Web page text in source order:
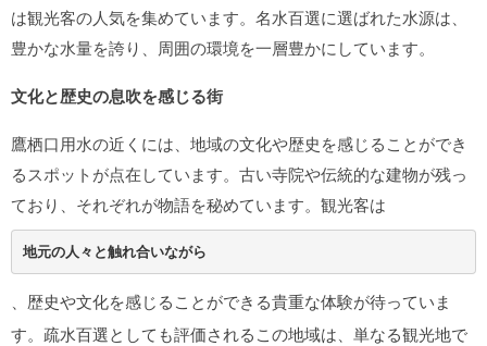
は観光客の人気を集めています。名水百選に選ばれた水源は、
豊かな水量を誇り、周囲の環境を一層豊かにしています。
文化と歴史の息吹を感じる街
鷹栖口用水の近くには、地域の文化や歴史を感じることができ
るスポットが点在しています。古い寺院や伝統的な建物が残っ
ており、それぞれが物語を秘めています。観光客は
地元の人々と触れ合いながら
、歴史や文化を感じることができる貴重な体験が待っていま
す。疏水百選としても評価されるこの地域は、単なる観光地で